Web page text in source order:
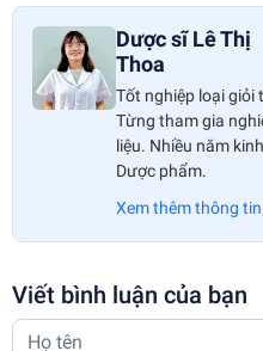
Dược sĩ Lê Thị
Thoa
Tốt nghiệp loại giỏi
Từng tham gia
liệu. Nhiều năm
Dược phẩm.
Xem thêm thông tin
Viết bình luận của bạn